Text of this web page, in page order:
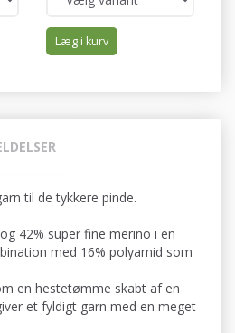
Læg i kurv
til de tykkere pinde.
42% super fine merino i en
med 16% polyamid som
en hestetømme skabt af en
et fyldigt garn med en meget